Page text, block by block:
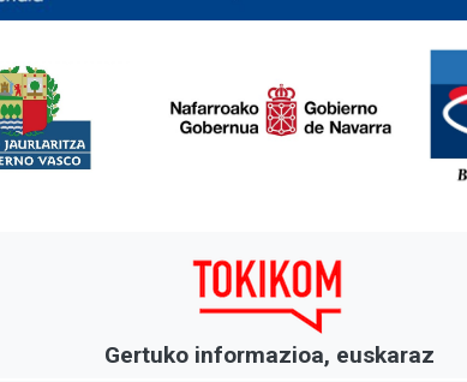
Gertuko informazioa, euskaraz